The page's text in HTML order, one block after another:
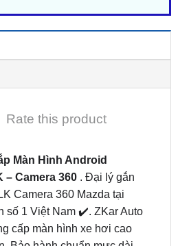
Màn Hình Android
Camera 360 Mazda tại
1 Việt Nam ✔️. ZKar Auto
cấp màn hình xe hơi cao
Bảo hành chuẩn mực dài
trọn đời. Liên hệ ngay